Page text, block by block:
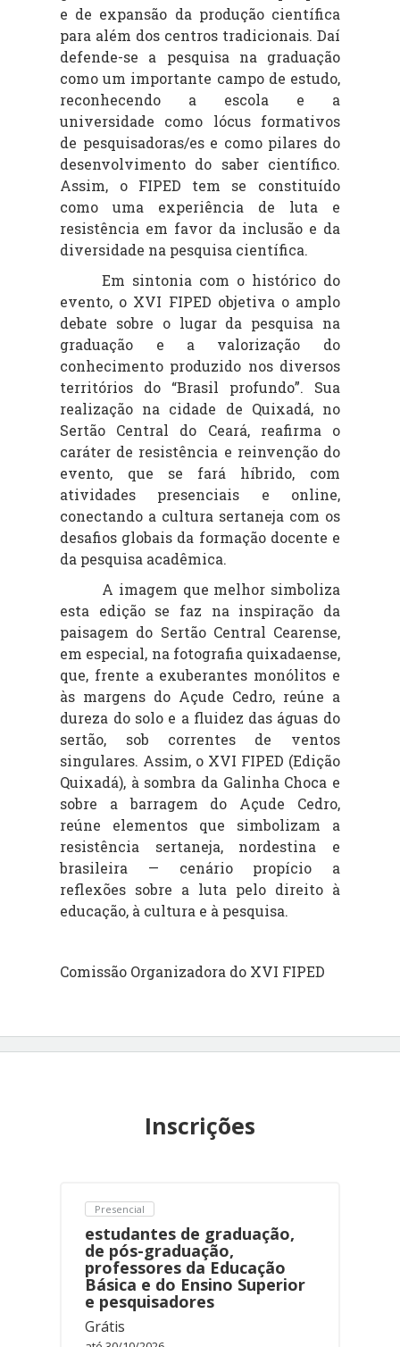
e de expansão da produção científica
para além dos centros tradicionais. Daí
defende-se a pesquisa na graduação
como um importante campo de estudo,
reconhecendo a escola e a
universidade como lócus formativos
de pesquisadoras/es e como pilares do
desenvolvimento do saber científico.
Assim, o FIPED tem se constituído
como uma experiência de luta e
resistência em favor da inclusão e da
diversidade na pesquisa científica.
Em sintonia com o histórico do
evento, o XVI FIPED objetiva o amplo
debate sobre o lugar da pesquisa na
graduação e a valorização do
conhecimento produzido nos diversos
territórios do “Brasil profundo”. Sua
realização na cidade de Quixadá, no
Sertão Central do Ceará, reafirma o
caráter de resistência e reinvenção do
evento, que se fará híbrido, com
atividades presenciais e online,
conectando a cultura sertaneja com os
desafios globais da formação docente e
da pesquisa acadêmica.
A imagem que melhor simboliza
esta edição se faz na inspiração da
paisagem do Sertão Central Cearense,
em especial, na fotografia quixadaense,
que, frente a exuberantes monólitos e
às margens do Açude Cedro, reúne a
dureza do solo e a fluidez das águas do
sertão, sob correntes de ventos
singulares. Assim, o XVI FIPED (Edição
Quixadá), à sombra da Galinha Choca e
sobre a barragem do Açude Cedro,
reúne elementos que simbolizam a
resistência sertaneja, nordestina e
brasileira — cenário propício a
reflexões sobre a luta pelo direito à
educação, à cultura e à pesquisa.
Comissão Organizadora do XVI FIPED
Inscrições
Presencial
estudantes de graduação,
de pós-graduação,
professores da Educação
Básica e do Ensino Superior
e pesquisadores
Grátis